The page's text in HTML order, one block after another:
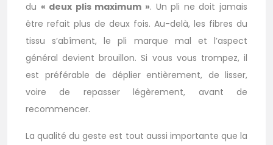
du « deux plis maximum ». Un pli ne doit jamais
être refait plus de deux fois. Au-delà, les fibres du
tissu s’abîment, le pli marque mal et l’aspect
général devient brouillon. Si vous vous trompez, il
est préférable de déplier entièrement, de lisser,
voire de repasser légèrement, avant de
recommencer.
La qualité du geste est tout aussi importante que la